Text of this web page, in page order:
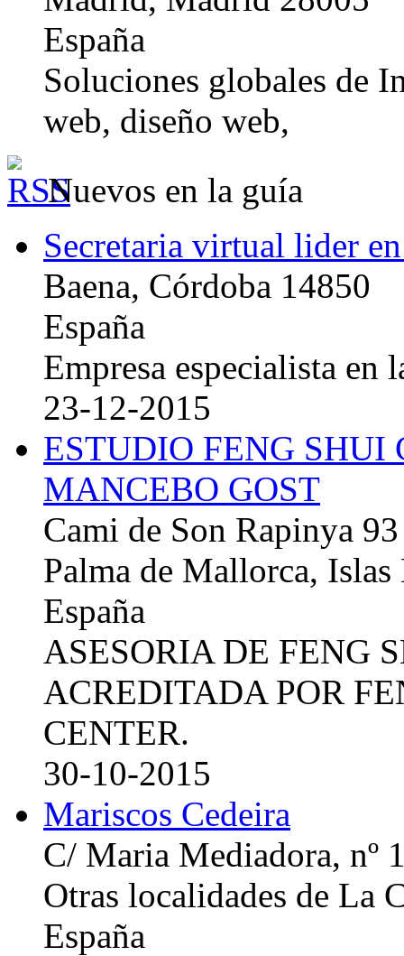
España
Soluciones globales de
web, diseño web,
Nuevos en la guía
Secretaria virtual lider
Baena, Córdoba 14850
España
Empresa especialista en
23-12-2015
ESTUDIO FENG
MANCEBO GOST
Cami de Son Rapinya 93
Palma de Mallorca, Islas
España
ASESORIA DE FENG
ACREDITADA POR
CENTER.
30-10-2015
Mariscos Cedeira
C/ Maria Mediadora, nº
Otras localidades de La
España